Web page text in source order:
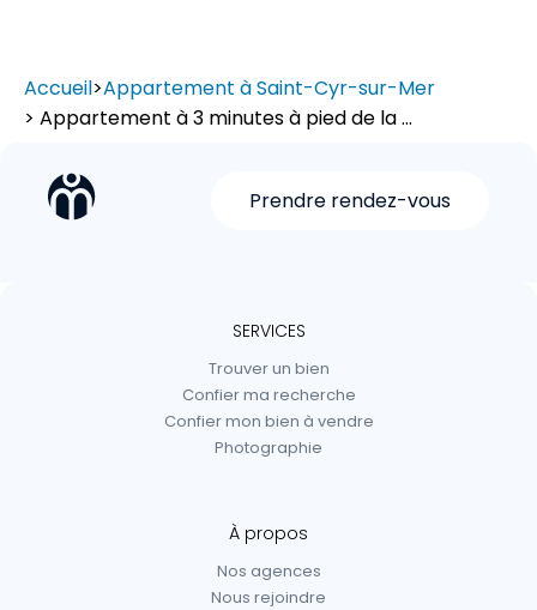
Accueil>Appartement à Saint-Cyr-sur-Mer
> Appartement à 3 minutes à pied de la ...
Prendre rendez-vous
SERVICES
Trouver un bien
Confier ma recherche
Confier mon bien à vendre
Photographie
À propos
Nos agences
Nous rejoindre